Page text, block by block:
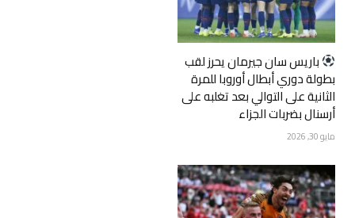
‏باريس سان جيرمان يحرز لقب
بطولة دوري أبطال أوروبا للمرة
الثانية على التوالي بعد تغلبه على
أرسنال بضربات الجزاء
مايو 30, 2026